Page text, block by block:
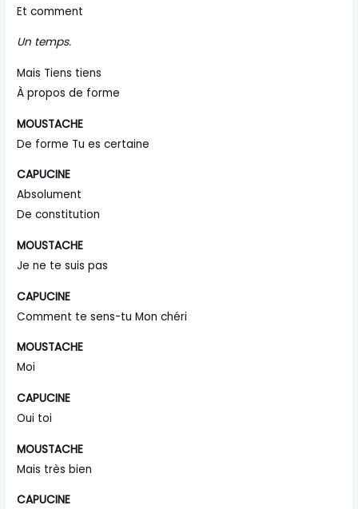
Et comment
Un temps.
Mais Tiens tiens
À propos de forme
MOUSTACHE
De forme Tu es certaine
CAPUCINE
Absolument
De constitution
MOUSTACHE
Je ne te suis pas
CAPUCINE
Comment te sens-tu Mon chéri
MOUSTACHE
Moi
CAPUCINE
Oui toi
MOUSTACHE
Mais très bien
CAPUCINE